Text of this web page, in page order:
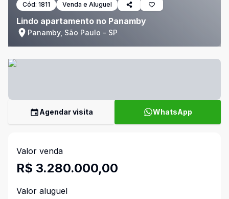
Cód: 1811 Venda e Aluguel
Lindo apartamento no Panamby
Panamby, São Paulo - SP
Agendar visita WhatsApp
Valor venda
R$ 3.280.000,00
Valor aluguel